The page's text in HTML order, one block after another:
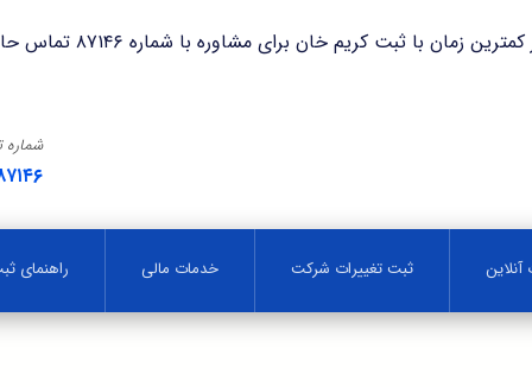
کریم خان برای مشاوره با شماره ۸۷۱۴۶ تماس حاصل فرمایید.
ثبت تغییرات شرکت خدمات مالی راهنمای